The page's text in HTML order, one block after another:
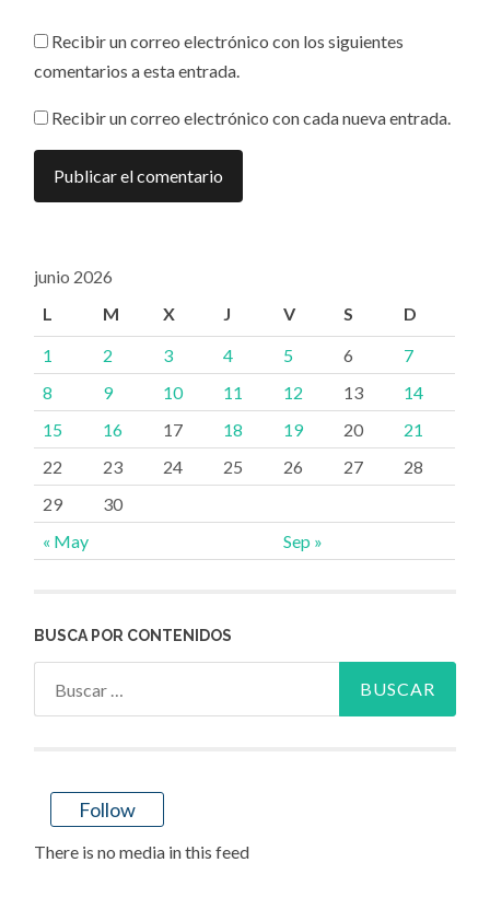
Recibir un correo electrónico con los siguientes
comentarios a esta entrada.
Recibir un correo electrónico con cada nueva entrada.
junio 2026
L
M X J V S D
« May Sep »
1 2 3 4 5 6
7
8
9 10 11 12 13
14
15
16 17 18 19 20
21
22
23 24 25 26 27
28
29
30
BUSCA POR CONTENIDOS
Follow
There is no media in this feed